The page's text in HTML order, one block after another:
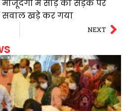
मौजूदगी में सांड़ का सड़क पर
सवाल खड़े कर गया
NEXT